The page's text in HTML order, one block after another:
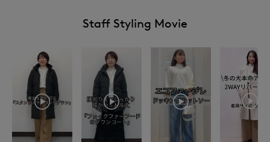
Staff Styling Movie